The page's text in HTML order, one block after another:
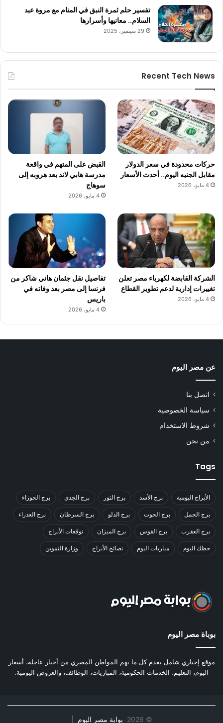
تفسير حلم ثمرة النبق في المنام مع مروة عبد
السلام.. معانيها وأسرارها
29 سبتمبر، 2025
Recent Tech News
حركات محدودة في سعر الدولار
مقابل الجنيه اليوم.. أحدث الأسعار
4 مايو، 2026
القبض على المتهم في واقعة
مدرسة هابي لاند بعد هروبه إلى
سوهاج
4 مايو، 2026
الشركة القابضة لكهرباء مصر تعلن
تغييرات إدارية لدعم تطوير القطاع
4 مايو، 2026
تفاصيل نقل جثمان هاني شاكر من
فرنسا إلى مصر بعد وفاته في
باريس
4 مايو، 2026
عن مصر اليوم
اتصل بنا
سياسة الخصوصية
شروط الاستخدام
من نحن
Tags
الأبراج اليومية برج الأسد برج الثور برج الجدي برج الجوزاء
برج الحمل برج الحوت برج الدلو برج السرطان برج العذراء
برج العقرب برج القوس برج الميزان توقعات الأبراج
حظك اليوم مباريات اليوم نصائح الأبراج وزارة التموين
بوباة مصر اليوم
موقع إخباري شامل يقدم كل ما يهم المواطن المصري من أخبار عاجلة، أسعار
اليوم، التعليم، الخدمات الحكومية، المباريات، الوظائف، والعروض اليومية.
©
2026 بوابة مصر اليوم